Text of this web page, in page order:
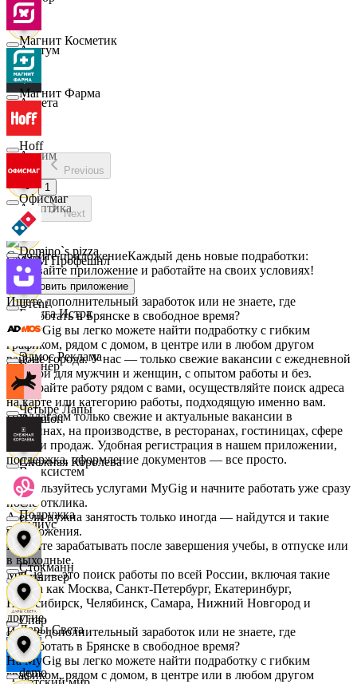
Альтум
Аркета
Архим
Асептика
АСМ Профешнл
Белуга Истра
Вайнер
Ваншоп
Ворксистем
Гелиус
Гулливер
Дары Света
Магнит Косметик
Магнит Фарма
Hoff
Офисмаг
Domino`s pizza
Urent
Эдмос Реклама
Четыре Лапы
Снежная Королева
Подружка
Стокманн
Cпар
demo
Previous
1
Next
Скачайте приложениеКаждый день новые подработки:
скачивайте приложение и работайте на своих условиях!
Установить приложение
Ищете дополнительный заработок или не знаете, где
подработать в Брянске в свободное время?
На MyGig вы легко можете найти подработку с гибким
графиком, рядом с домом, в центре или в любом другом
районе города. У нас — только свежие вакансии с ежедневной
оплатой для мужчин и женщин, с опытом работы и без.
Выбирайте работу рядом с вами, осуществляйте поиск адреса
на карте или категорию работы, подходящую именно вам.
Предлагаем только свежие и актуальные вакансии в
магазинах, на производстве, в ресторанах, гостиницах, сфере
услуг и продаж. Удобная регистрация в нашем приложении,
поддержка, оформление документов — все просто.
Воспользуйтесь услугами MyGig и начните работать уже сразу
после отклика.
А если нужна занятость только иногда — найдутся и такие
предложения.
Начните зарабатывать после завершения учебы, в отпуске или
в выходные.
MyGig — это поиск работы по всей России, включая такие
города как Москва, Санкт-Петербург, Екатеринбург,
Новосибирск, Челябинск, Самара, Нижний Новгород и
другие.
Ищете дополнительный заработок или не знаете, где
подработать в Брянске в свободное время?
На MyGig вы легко можете найти подработку с гибким
графиком, рядом с домом, в центре или в любом другом